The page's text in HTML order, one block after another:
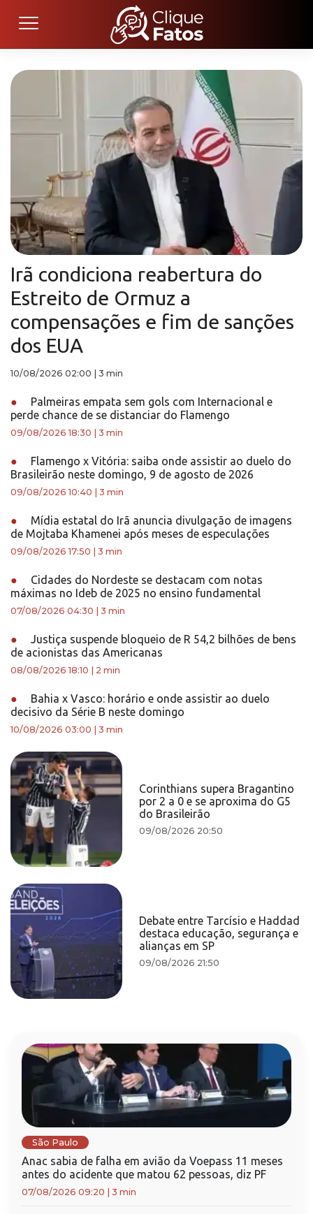
Irã condiciona reabertura do
Estreito de Ormuz a
compensações e fim de sanções
dos EUA
10/08/2026 02:00 3 min
●
Palmeiras empata sem gols com Internacional e
perde chance de se distanciar do Flamengo
09/08/2026 18:30 3 min
●
Flamengo x Vitória: saiba onde assistir ao duelo do
Brasileirão neste domingo, 9 de agosto de 2026
09/08/2026 10:40 3 min
●
Mídia estatal do Irã anuncia divulgação de imagens
de Mojtaba Khamenei após meses de especulações
09/08/2026 17:50 3 min
●
Cidades do Nordeste se destacam com notas
máximas no Ideb de 2025 no ensino fundamental
07/08/2026 04:30 3 min
●
Justiça suspende bloqueio de R 54,2 bilhões de bens
de acionistas das Americanas
08/08/2026 18:10 2 min
●
Bahia x Vasco: horário e onde assistir ao duelo
decisivo da Série B neste domingo
10/08/2026 03:00 3 min
Corinthians supera Bragantino
por 2 a 0 e se aproxima do G5
do Brasileirão
09/08/2026 20:50
Debate entre Tarcísio e Haddad
destaca educação, segurança e
alianças em SP
09/08/2026 21:50
São Paulo
Anac sabia de falha em avião da Voepass 11 meses
antes do acidente que matou 62 pessoas, diz PF
07/08/2026 09:20 3 min